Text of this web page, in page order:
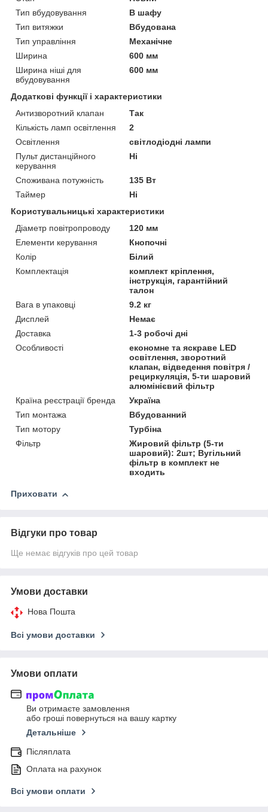
Тип вбудовування
В шафу
Тип витяжки
Вбудована
Тип управління
Механічне
Ширина
600 мм
Ширина ніші для
вбудовування
600 мм
Додаткові функції і характеристики
Антизворотний клапан
Так
Кількість ламп освітлення
2
Освітлення
світлодіодні лампи
Пульт дистанційного
керування
Ні
Споживана потужність
135 Вт
Таймер
Ні
Користувальницькі характеристики
Діаметр повітропроводу
120 мм
Елементи керування
Кнопочні
Колір
Білий
Комплектація
комплект кріплення,
інструкція, гарантійний
талон
Вага в упаковці
9.2 кг
Дисплей
Немає
Доставка
1-3 робочі дні
Особливості
економне та яскраве LED
освітлення, зворотний
клапан, відведення повітря /
рециркуляція, 5-ти шаровий
алюмінієвий фільтр
Країна реєстрації бренда
Україна
Тип монтажа
Вбудованний
Тип мотору
Турбіна
Фільтр
Жировий фільтр (5-ти
шаровий): 2шт; Вугільний
фільтр в комплект не
входить
Приховати
Відгуки про товар
Ще немає відгуків про цей товар
Умови доставки
Нова Пошта
Всі умови доставки
Умови оплати
Ви отримаєте замовлення
або гроші повернуться на вашу картку
Детальніше
Післяплата
Оплата на рахунок
Всі умови оплати